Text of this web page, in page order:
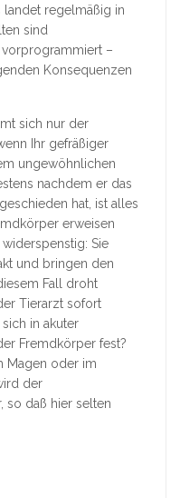
landet regelmäßig in
sind
vorprogrammiert –
Konsequenzen
sich nur der
Ihr gefräßiger
ungewöhnlichen
nachdem er das
hat, ist alles
erweisen
Sie
und bringen den
Fall droht
Tierarzt sofort
in akuter
Fremdkörper fest?
Magen oder im
der
so daß hier selten